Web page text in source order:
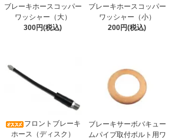
ブレーキホースコッパー
ワッシャー（大）
300円(税込)
ブレーキホースコッパー
ワッシャー（小）
200円(税込)
フロントブレーキ
ホース（ディスク）
ブレーキサーボバキュー
ムパイプ取付ボルト用ワ